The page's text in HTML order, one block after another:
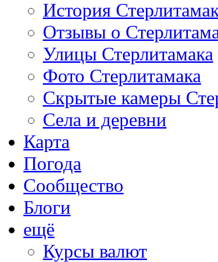
История
Отзывы о
Улицы Стерлитамака
Фото Стерлитамака
Скрытые камеры
Села и деревни
Карта
Погода
Сообщество
Блоги
ещё
Курсы валют